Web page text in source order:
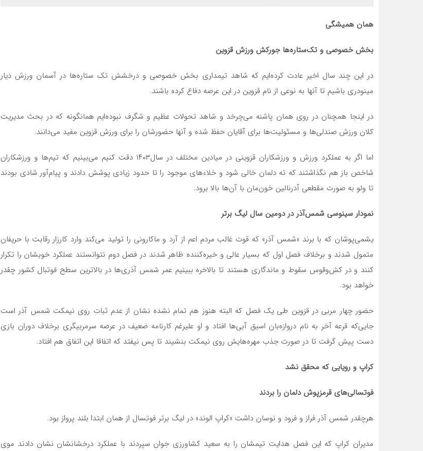
همان همیشگی
بخش خصوصی و تک‌ستاره‌ها جورکش ورزش قزوین
در این چند سال اخیر عادت کرده‌ایم که شاهد تیمداری بخش خصوصی و درخشش تک ستاره‌ها در آسمان ورزش دیار
مینودری باشیم تا آنها به نوعی از نام قزوین در این عرصه دفاع کرده باشند.
در اینجا همچنان در روی همان پاشنه می‌چرخد و شاهد تحولات عظیم و شگرف نبوده‌ایم همانگونه که در بحث مدیریت
کلان ورزش صندلی‌ها و مسئولیت‌ها برای آقایان حفظ شده و آنها حضورشان را برای ورزش قزوین مفید می‌دانند.
اما اگر به عملکرد ورزش و ورزشکاران قزوینی در میادین مختلف در سال۱۴۰۳ دقت کنیم می‌بینیم که تیم‌ها و ورزشکاران
شاخص باز هم نگذاشتند که ته دلمان خالی شود و خلاءهای موجود را تا حدود زیادی پوشش دادند و پیام‌آور شادی بودند
تا ولو به صورت مقطعی آدرنالین خون‌مان با آن‌ها بالا برود.
نمودار سینوسی شمس‌آذر در دومین سال لیگ برتر
یشمی‌پوشان که با برند «شمس آذر» که قوت غالب مردم اعم از آرد و ماکارونی را تولید می‌کند وارد کارزار رقابت با حریفان
متمول شدند و برخلاف فصل اول که بسیار عالی و خیره‌کننده ظاهر شدند در فصل دوم نتوانستند عملکرد خوبشان را تکرار
کنند و در کش‌وقوس سقوط و ماندگاری هستند تا بالاخره ببینیم عمر شمس آذری‌ها در بالاترین سطح فوتبال کشور چقدر
خواهد بود.
حضور چهار مربی در قزوین طی یک فصل که البته هنوز هم تمام نشده نشان از عدم ثبات روی نیمکت شمس آذر است
جایی‌که قرعه آخر به نام دروازه‌بان اسبق آبی‌ها افتاد و او علیرغم کارنامه ضعیف در عرصه سرمربیگری برخلاف دوران بازی
دست پیش گرفت تا در صورت جذب مهره‌هایش روی نیمکت بنشیند تا پس نیفتد که اتفاقا این اتفاق هم افتاد.
کراپ و رویایی که محقق نشد
فوتسالی‌های قرمزپوش دلمان را بردند
هرچقدر شمس آذر فراز و فرود و نوسان داشت «کراپ الوند» در لیگ برتر فوتسال از همان ابتدا بلند پرواز بود.
مدیران کراپ که این فصل هدایت تیمشان را به سعید کشاورزی جوان سپردند با عملکرد درخشانشان نشان دادند موی